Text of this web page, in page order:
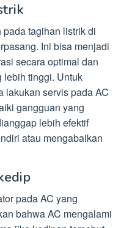
tagihan listrik di
Ini bisa menjadi
secara optimal dan
lebih tinggi. Untuk
lakukan servis pada AC
gangguan yang
lebih efektif
atau mengabaikan
pada AC yang
bahwa AC mengalami